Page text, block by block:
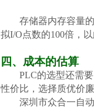
存储器内存容量的
拟I/O点数的100倍，
四、成本的估算
PLC的选型还需
性价比，选择质优价
深圳市众合一自